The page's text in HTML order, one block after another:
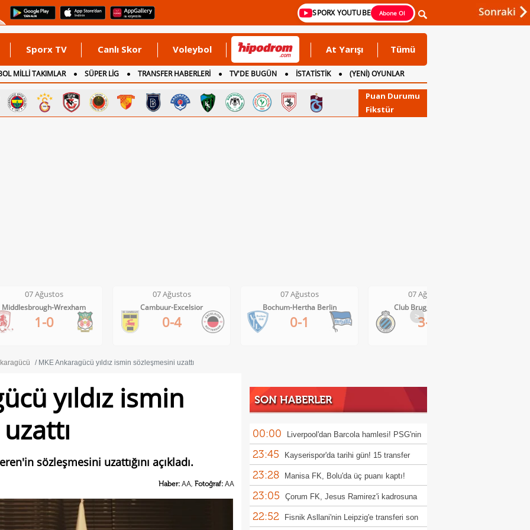
SPORX YOUTUBE Abone Ol
Sporx TV Canlı Skor Voleybol At Yarışı Tümü
MİLLİ TAKIMLAR SÜPER LİG TRANSFER HABERLERİ TV'DE BUGÜN İSTATİSTİK
(YENİ) OYUNLAR
Puan Durumu
Fikstür
07 Ağustos
Cambuur-Excelsior
0-4
07 Ağustos
Bochum-Hertha Berlin
0-1
07 Ağustos
Club Brugge-Kortrijk
3-0
07 Ağustos
Altach-WSG Tirol
3-1
>
MKE Ankaragücü yıldız ismin sözleşmesini uzattı
yıldız ismin
sözleşmesini uzattığını açıkladı.
Haber: AA, Fotoğraf: AA
SON HABERLER
00:00 Liverpool'dan Barcola hamlesi! PSG'nin
talebi dudak uçuklattı
23:45 Kayserispor'da tarihi gün! 15 transfer
birden!
23:28 Manisa FK, Bolu'da üç puanı kaptı!
23:05 Çorum FK, Jesus Ramirez'i kadrosuna
kattı!
22:52 Fisnik Asllani'nin Leipzig'e transferi son